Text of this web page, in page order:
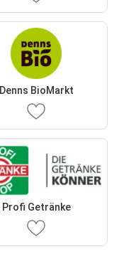
Denns BioMarkt
Profi Getränke